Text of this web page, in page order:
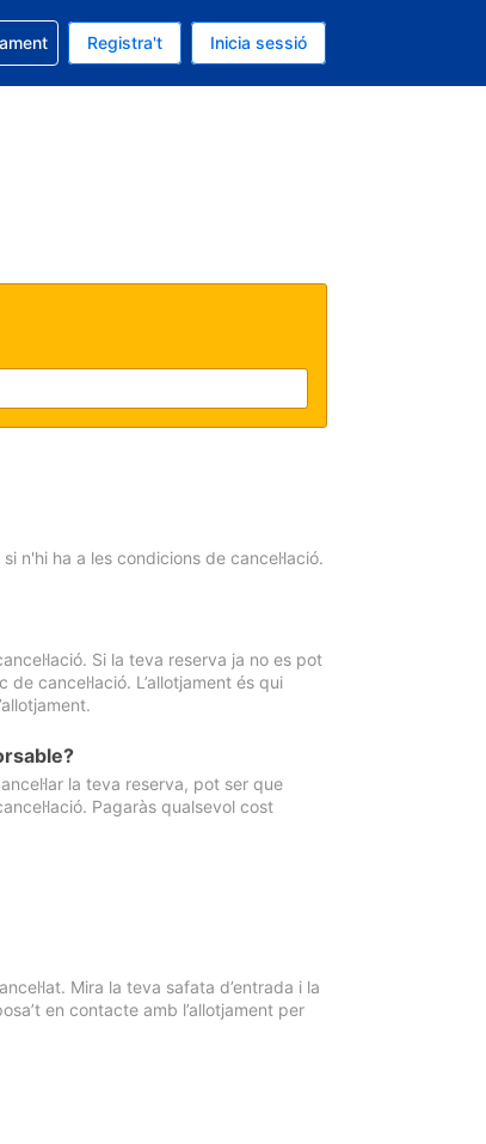
dels Estats Units
Registra't Inicia sessió
n'hi ha a les condicions de cancel·lació.
Si la teva reserva ja no es pot
cancel·lació. L’allotjament és qui
la teva reserva, pot ser que
Pagaràs qualsevol cost
Mira la teva safata d’entrada i la
en contacte amb l’allotjament per